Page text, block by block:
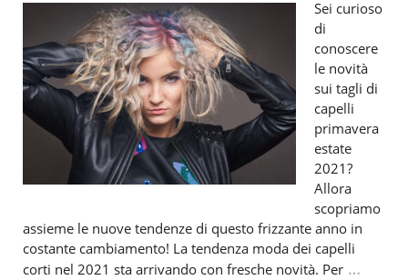
Sei curioso
di
conoscere
le novità
sui tagli di
capelli
primavera
estate
2021?
Allora
scopriamo
assieme le nuove tendenze di questo frizzante anno in
costante cambiamento! La tendenza moda dei capelli
corti nel 2021 sta arrivando con fresche novità. Per …